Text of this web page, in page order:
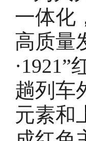
一体化
高质量
趟列车
元素和